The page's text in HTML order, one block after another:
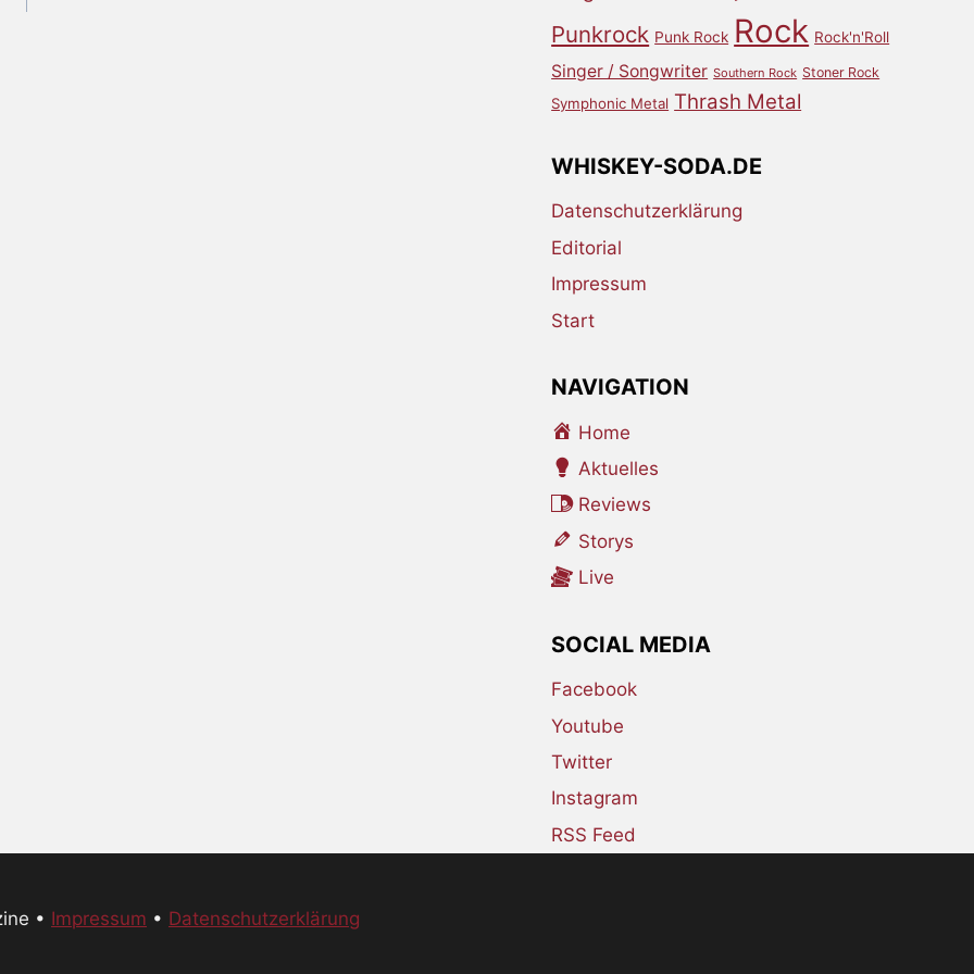
Punkrock Punk Rock Rock Rock'n'Roll
Singer / Songwriter Southern Rock Stoner Rock
Symphonic Metal Thrash Metal
WHISKEY-SODA.DE
Datenschutzerklärung
Editorial
Impressum
Start
NAVIGATION
Home
Aktuelles
Reviews
Storys
Live
SOCIAL MEDIA
Facebook
Youtube
Twitter
Instagram
RSS Feed
• Impressum • Datenschutzerklärung